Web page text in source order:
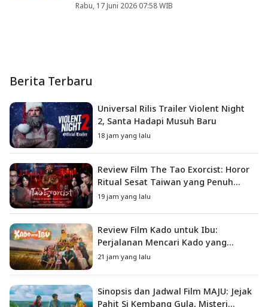
Rabu, 17 Juni 2026 07:58 WIB
Berita Terbaru
Universal Rilis Trailer Violent Night
2, Santa Hadapi Musuh Baru
18 jam yang lalu
Review Film The Tao Exorcist: Horor
Ritual Sesat Taiwan yang Penuh
Misteri dan Teror Psikologis
19 jam yang lalu
Review Film Kado untuk Ibu:
Perjalanan Mencari Kado yang
Mengajarkan Arti Keluarga
21 jam yang lalu
Sinopsis dan Jadwal Film MAJU: Jejak
Pahit Si Kembang Gula, Misteri